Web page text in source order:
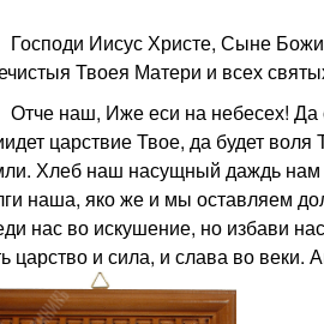
Иисус Христе, Сыне
Твоея Матери и всех
наш, Иже еси на небесех! Да
царствие Твое, да будет
Хлеб наш насущный даждь нам
наша, яко же и мы оставляем
нас во искушение, но избави
царство и сила, и слава во веки.